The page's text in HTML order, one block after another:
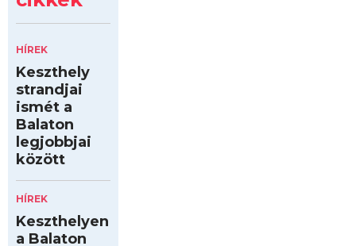
HÍREK
Keszthely
strandjai
ismét a
Balaton
legjobbjai
között
HÍREK
Keszthelyen
a Balaton